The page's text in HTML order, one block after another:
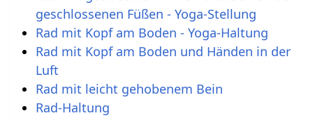
geschlossenen Füßen - Yoga-Stellung
Rad mit Kopf am Boden - Yoga-Haltung
Rad mit Kopf am Boden und Händen in der
Luft
Rad mit leicht gehobenem Bein
Rad-Haltung